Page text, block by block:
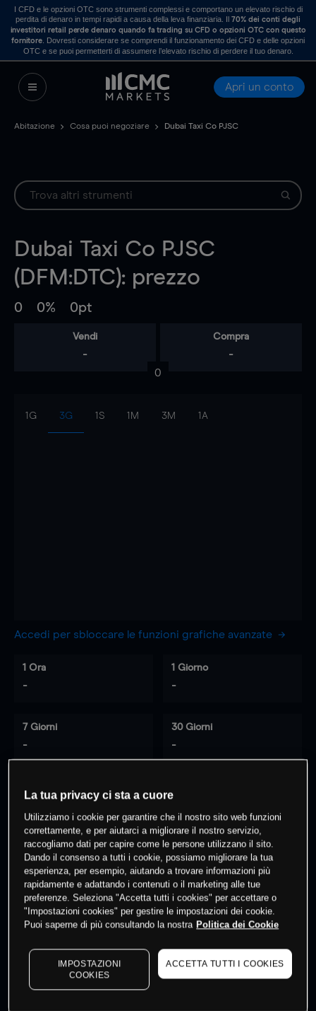
I CFD e le opzioni OTC sono strumenti complessi e comportano un elevato rischio di
perdita di denaro in tempi rapidi a causa della leva finanziaria. Il70% dei conti degli
investitori retail perde denaro quando fa trading su CFD o opzioni OTC con questo
fornitore . Dovresti considerare se comprendi il funzionamento dei CFD e delle opzioni
OTC e se puoi permetterti di assumere l’elevato rischio di perdere il tuo denaro.
Apri un conto
Abitazione Cosa puoi negoziare Dubai Taxi Co PJSC
Dubai Taxi Co PJSC
(DFM:DTC): prezzo
0 0% 0pt
Vendi
-
Compra
-
0
1G 3G 1S 1M 3M 1A
Accedi per sbloccare le funzioni grafiche avanzate
1 Ora
-
1 Giorno
-
7 Giorni
-
30 Giorni
-
% dei clienti hanno posizioni
questo prodotto
Fai trading
I prezzi sono solo indicativi. Accediper vedere gli ultimi
dati di mercato
to see latest market data
La tua privacy ci sta a cuore
Utilizziamo i cookie per garantire che il nostro sito web funzioni
correttamente, e per aiutarci a migliorare il nostro servizio,
raccogliamo dati per capire come le persone utilizzano il sito.
Dando il consenso a tutti i cookie, possiamo migliorare la tua
esperienza, per esempio, aiutando a trovare informazioni più
rapidamente e adattando i contenuti o il marketing alle tue
preferenze. Seleziona "Accetta tutti i cookies" per accettare o
"Impostazioni cookies" per gestire le impostazioni dei cookie.
Puoi saperne di più consultando la nostra Politica dei Cookie
IMPOSTAZIONI
COOKIES
ACCETTA TUTTI I COOKIES